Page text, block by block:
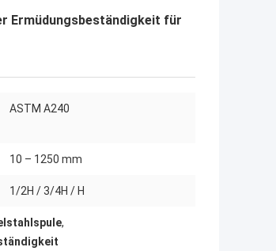
Ermüdungsbeständigkeit für
ASTM A240
10 – 1250 mm
1/2H / 3/4H / H
,